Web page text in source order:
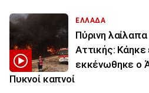
ΕΛΛΑΔΑ
Πύρινη
Αττικής: Κάηκε
εκκένωθηκε ο
Πυκνοί καπνοί